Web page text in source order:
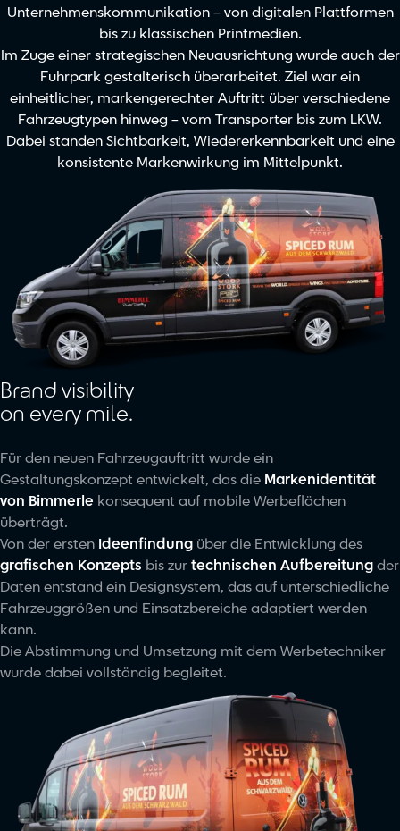
Unternehmenskommunikation – von digitalen Plattformen
bis zu klassischen Printmedien.
Im Zuge einer strategischen Neuausrichtung wurde auch der
Fuhrpark gestalterisch überarbeitet. Ziel war ein
einheitlicher, markengerechter Auftritt über verschiedene
Fahrzeugtypen hinweg – vom Transporter bis zum LKW.
Dabei standen Sichtbarkeit, Wiedererkennbarkeit und eine
konsistente Markenwirkung im Mittelpunkt.
Brand visibility
on every mile.
Für den neuen Fahrzeugauftritt wurde ein
Gestaltungskonzept entwickelt, das die Markenidentität
von Bimmerle konsequent auf mobile Werbeflächen
überträgt.
Von der ersten Ideenfindung über die Entwicklung des
grafischen Konzepts bis zur technischen Aufbereitung der
Daten entstand ein Designsystem, das auf unterschiedliche
Fahrzeuggrößen und Einsatzbereiche adaptiert werden
kann.
Die Abstimmung und Umsetzung mit dem Werbetechniker
wurde dabei vollständig begleitet.